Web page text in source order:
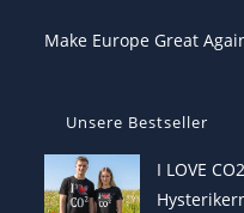
Make Europe Great
Unsere Bestseller
I LOVE